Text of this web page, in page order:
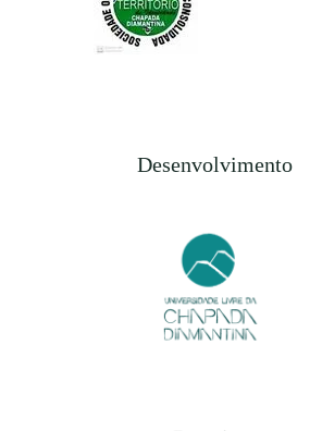
Desenvolvimento